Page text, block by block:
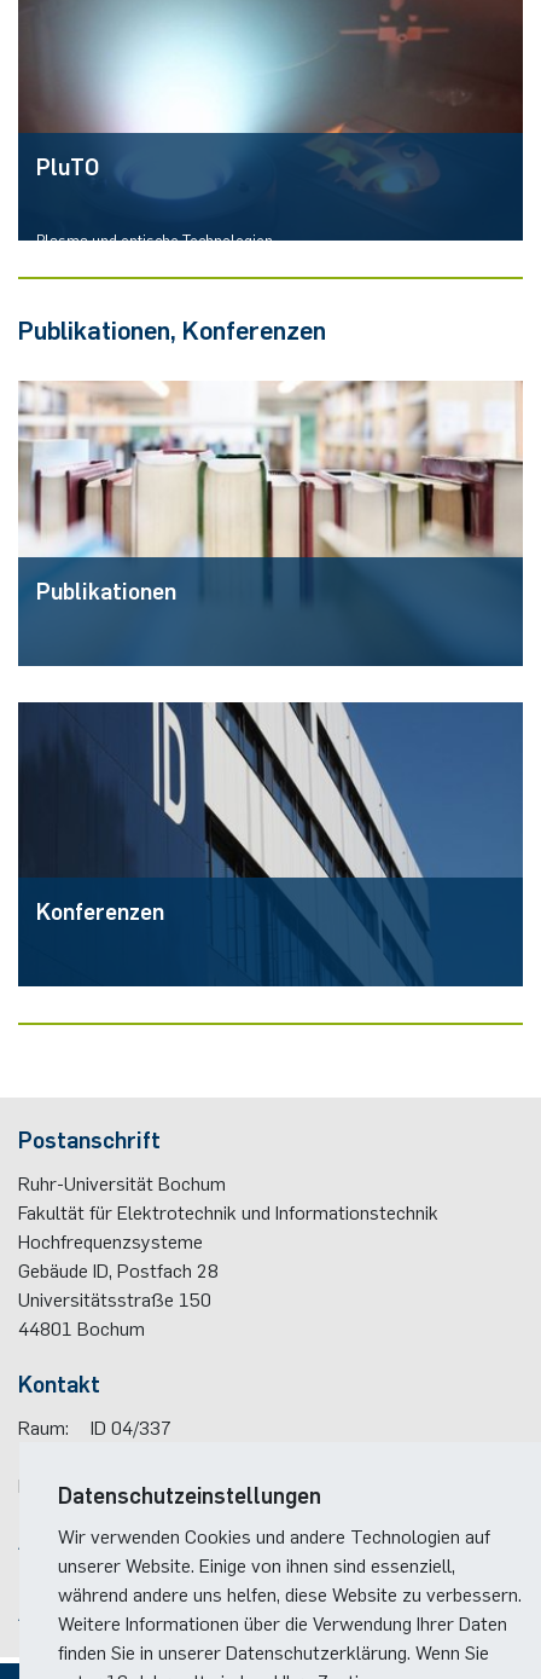
PluTO
Plasma und optische Technologien
Mehr erfahren
Publikationen, Konferenzen
Publikationen
Konferenzen
Postanschrift
Ruhr-Universität Bochum
Fakultät für Elektrotechnik und Informationstechnik
Hochfrequenzsysteme
Gebäude ID, Postfach 28
Universitätsstraße 150
44801 Bochum
Kontakt
Raum:
ID 04/337
E-Mail:
silke.sauer(at)rub.de
Anreise
Lageplan der Fakultät
Anreise zum RUB-Campus
Datenschutzeinstellungen
Wir verwenden Cookies und andere Technologien auf
unserer Website. Einige von ihnen sind essenziell,
während andere uns helfen, diese Website zu verbessern.
Weitere Informationen über die Verwendung Ihrer Daten
finden Sie in unserer Datenschutzerklärung. Wenn Sie